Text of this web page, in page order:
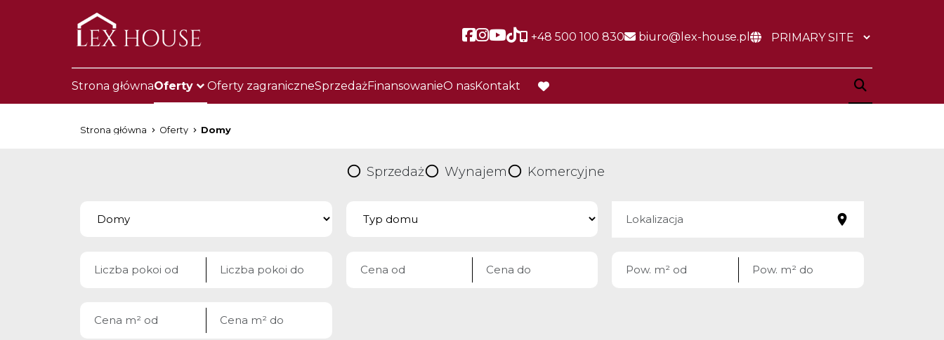
Social link
Social link
Social link
Social link
+48 500 100 830 biuro@lex-house.pl
Strona głównaOferty Oferty zagraniczneSprzedażFinansowanieO nasKontakt
favorite
Strona główna Oferty Domy
Sprzedaż Wynajem Komercyjne